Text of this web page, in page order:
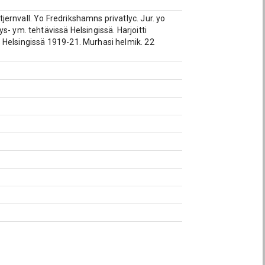
Yo Fredrikshamns privatlyc. Jur. yo
ym. tehtävissä Helsingissä. Harjoitti
1919-21. Murhasi helmik. 22